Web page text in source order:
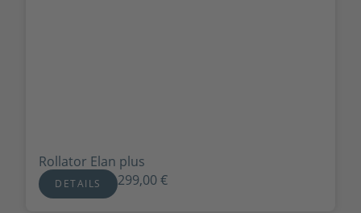
Rollator Elan plus
DETAILS 299,00€